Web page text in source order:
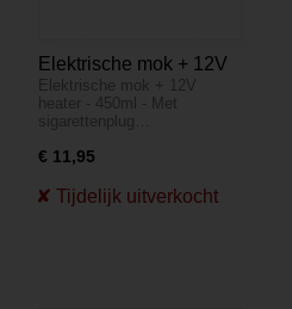
Elektrische mok + 12V
heater - 450ml - Met
sigarettenplug
Elektrische mok + 12V
heater - 450ml - Met
sigarettenplug…
€ 11,95